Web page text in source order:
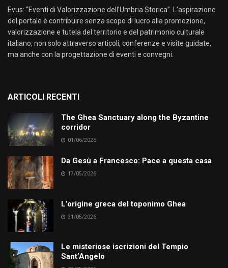
Evus: “Eventi di Valorizzazione dell’Umbria Storica”. L’aspirazione
del portale è contribuire senza scopo di lucro alla promozione,
valorizzazione e tutela del territorio e del patrimonio culturale
italiano, non solo attraverso articoli, conferenze e visite guidate,
ma anche con la progettazione di eventi e convegni.
ARTICOLI RECENTI
The Ghea Sanctuary along the Byzantine
corridor
01/06/2026
Da Gesù a Francesco: Pace a questa casa
17/05/2026
L’origine greca del toponimo Ghea
31/05/2026
Le misteriose iscrizioni del Tempio
Sant’Angelo